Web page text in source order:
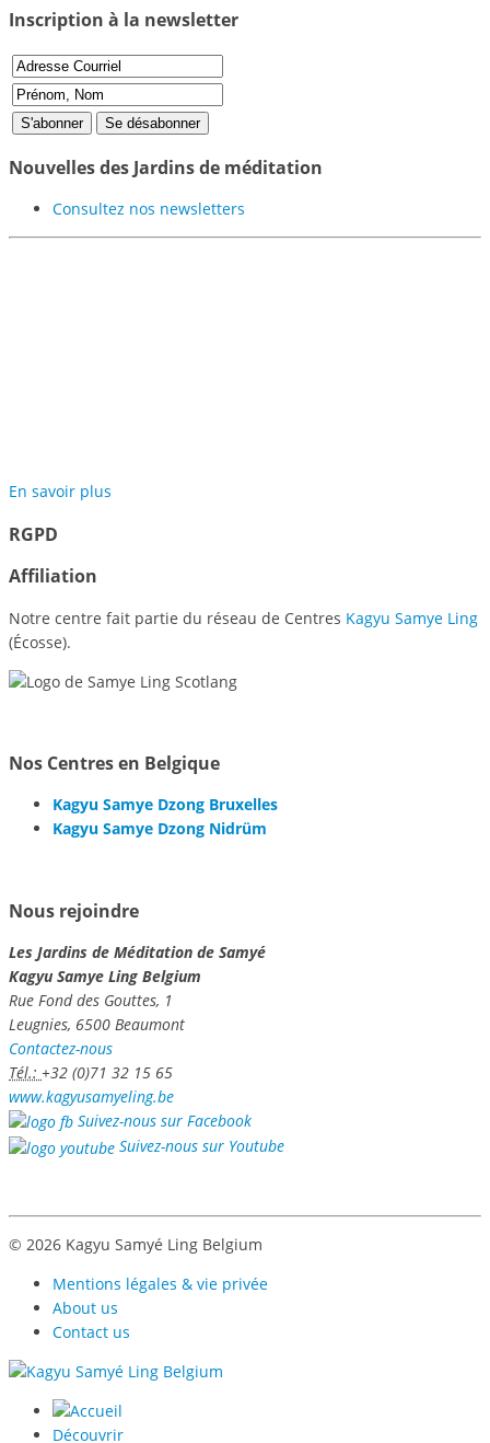
Inscription à la newsletter
Nouvelles des Jardins de méditation
Consultez nos newsletters
En savoir plus
RGPD
Affiliation
Notre centre fait partie du réseau de Centres Kagyu Samye Ling
(Écosse).
Nos Centres en Belgique
Kagyu Samye Dzong Bruxelles
Kagyu Samye Dzong Nidrüm
Nous rejoindre
Les Jardins de Méditation de Samyé
Kagyu Samye Ling Belgium
Rue Fond des Gouttes, 1
Leugnies, 6500 Beaumont
Contactez-nous
Tél.: +32 (0)71 32 15 65
www.kagyusamyeling.be
Suivez-nous sur Facebook
Suivez-nous sur Youtube
© 2026 Kagyu Samyé Ling Belgium
Mentions légales & vie privée
About us
Contact us
Découvrir